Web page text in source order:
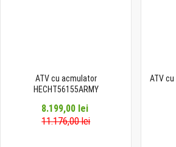
ATV cu acmulator
HECHT56155ARMY
8.199,00 lei
11.176,00 lei
ATV